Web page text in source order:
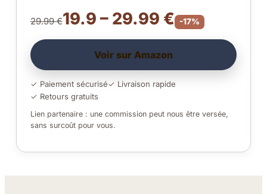
29.99 €19.9 – 29.99 € -17%
Voir sur Amazon
✓ Paiement sécurisé✓ Livraison rapide
✓ Retours gratuits
Lien partenaire : une commission peut nous être versée,
sans surcoût pour vous.